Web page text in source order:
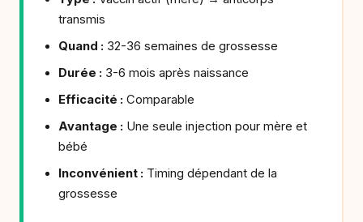
transmis
Quand : 32-36 semaines de grossesse
Durée : 3-6 mois après naissance
Efficacité : Comparable
Avantage : Une seule injection pour mère et
bébé
Inconvénient : Timing dépendant de la
grossesse